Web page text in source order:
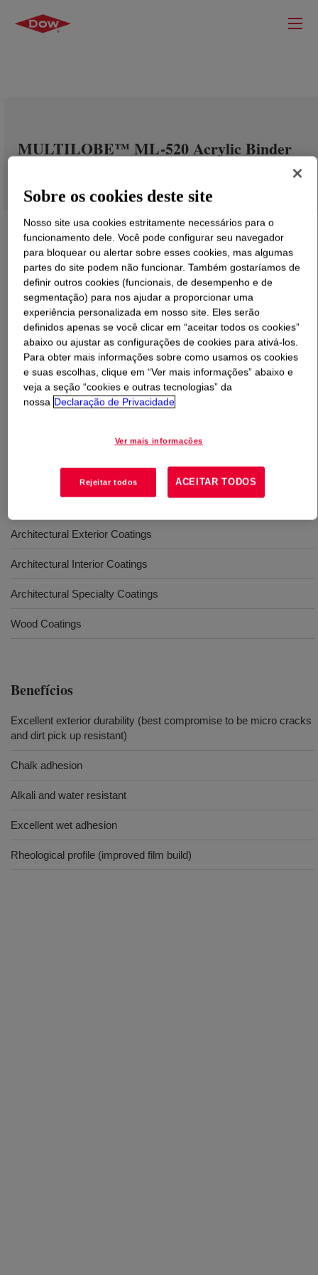
MULTILOBE™ ML-520 Acrylic Binder
O que éMULTILOBE™ ML-520 Acrylic Binder?
Through its designed morphology providdes an optimal
combination of all-acrylic durability, film build, chalk
the paint formulation. It offers excellent value for exterior
Architectural Exterior Coatings
Architectural Interior Coatings
Architectural Specialty Coatings
Wood Coatings
Benefícios
Excellent exterior durability (best compromise to be micro cracks
and dirt pick up resistant)
Chalk adhesion
Alkali and water resistant
Excellent wet adhesion
Rheological profile (improved film build)
Sobre os cookies deste site
Nosso site usa cookies estritamente necessários para o
funcionamento dele. Você pode configurar seu navegador
para bloquear ou alertar sobre esses cookies, mas algumas
partes do site podem não funcionar. Também gostaríamos de
definir outros cookies (funcionais, de desempenho e de
segmentação) para nos ajudar a proporcionar uma
experiência personalizada em nosso site. Eles serão
definidos apenas se você clicar em “aceitar todos os cookies”
abaixo ou ajustar as configurações de cookies para ativá-los.
Para obter mais informações sobre como usamos os cookies
e suas escolhas, clique em “Ver mais informações” abaixo e
veja a seção “cookies e outras tecnologias” da
nossa Declaração de Privacidade
Ver mais informações
Rejeitar todos ACEITAR TODOS